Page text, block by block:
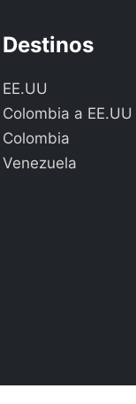
Destinos
EE.UU
Colombia a EE.UU
Colombia
Venezuela